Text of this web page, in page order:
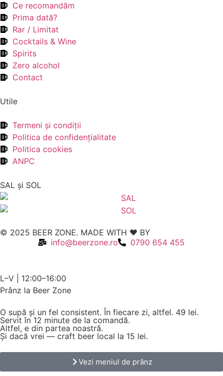
Ce recomandăm
Prima dată?
Rar / Limitat
Cocktails & Wine
Spirits
Zero alcohol
Contact
Utile
Termeni şi condiţii
Politica de confidenţialitate
Politica cookies
ANPC
SAL şi SOL
© 2025 BEER ZONE. MADE WITH ❤️ BY
info@beerzone.ro
0790 654 455
L–V | 12:00–16:00
Prânz la Beer Zone
O supă și un fel consistent. În fiecare zi, altfel. 49 lei.
Servit în 12 minute de la comandă.
Altfel, e din partea noastră.
Și dacă vrei — craft beer local la 15 lei.
Vezi meniul de prânz